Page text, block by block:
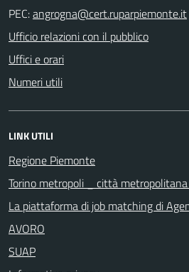
PEC:
Ufficio relazioni con il pubblico
Uffici e orari
Numeri utili
LINK UTILI
Regione Piemonte
Torino metropoli _ città metropolitana
La piattaforma di job matching di
AVORO
SUAP